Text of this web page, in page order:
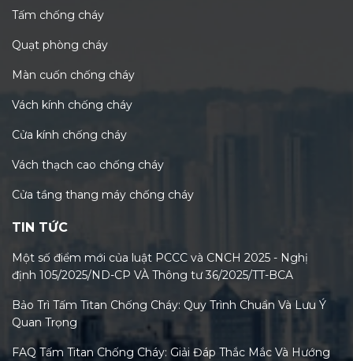
Tấm chống cháy
Quạt phòng cháy
Màn cuốn chống cháy
Vách kính chống cháy
Cửa kính chống cháy
Vách thạch cao chống cháy
Cửa tầng thang máy chống cháy
TIN TỨC
Một số điểm mới của luật PCCC và CNCH 2025 - Nghị
định 105/2025/ND-CP VÀ Thông tư 36/2025/TT-BCA
Bảo Trì Tấm Titan Chống Cháy: Quy Trình Chuẩn Và Lưu Ý
Quan Trọng
FAQ Tấm Titan Chống Cháy: Giải Đáp Thắc Mắc Và Hướng